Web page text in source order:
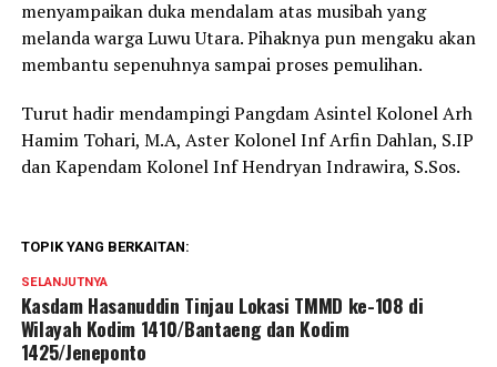
menyampaikan duka mendalam atas musibah yang
melanda warga Luwu Utara. Pihaknya pun mengaku akan
membantu sepenuhnya sampai proses pemulihan.
Turut hadir mendampingi Pangdam Asintel Kolonel Arh
Hamim Tohari, M.A, Aster Kolonel Inf Arfin Dahlan, S.IP
dan Kapendam Kolonel Inf Hendryan Indrawira, S.Sos.
TOPIK YANG BERKAITAN:
SELANJUTNYA
Kasdam Hasanuddin Tinjau Lokasi TMMD ke-108 di
Wilayah Kodim 1410/Bantaeng dan Kodim
1425/Jeneponto